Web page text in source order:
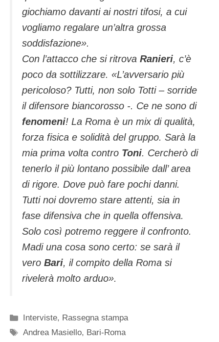
giochiamo davanti ai nostri tifosi, a cui
vogliamo regalare un’altra grossa
soddisfazione».
Con l’attacco che si ritrova Ranieri, c’è
poco da sottilizzare. «L’avversario più
pericoloso? Tutti, non solo Totti –sorride
il difensore biancorosso -. Ce ne sono di
fenomeni! La Roma è un mix di qualità,
forza fisica e solidità del gruppo. Sarà la
mia prima volta contro Toni. Cercherò di
tenerlo il più lontano possibile dall’ area
di rigore. Dove può fare pochi danni.
Tutti noi dovremo stare attenti, sia in
fase difensiva che in quella offensiva.
Solo così potremo reggere il confronto.
Madi una cosa sono certo: se sarà il
vero Bari, il compito della Roma si
rivelerà molto arduo».
Categorie
Interviste, Rassegna stampa
Tag
Andrea Masiello, Bari-Roma